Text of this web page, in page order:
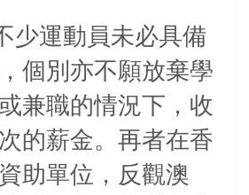
少運動員未必具備
個別亦不願放棄學
兼職的情況下，收
的薪金。再者在香
助單位，反觀澳